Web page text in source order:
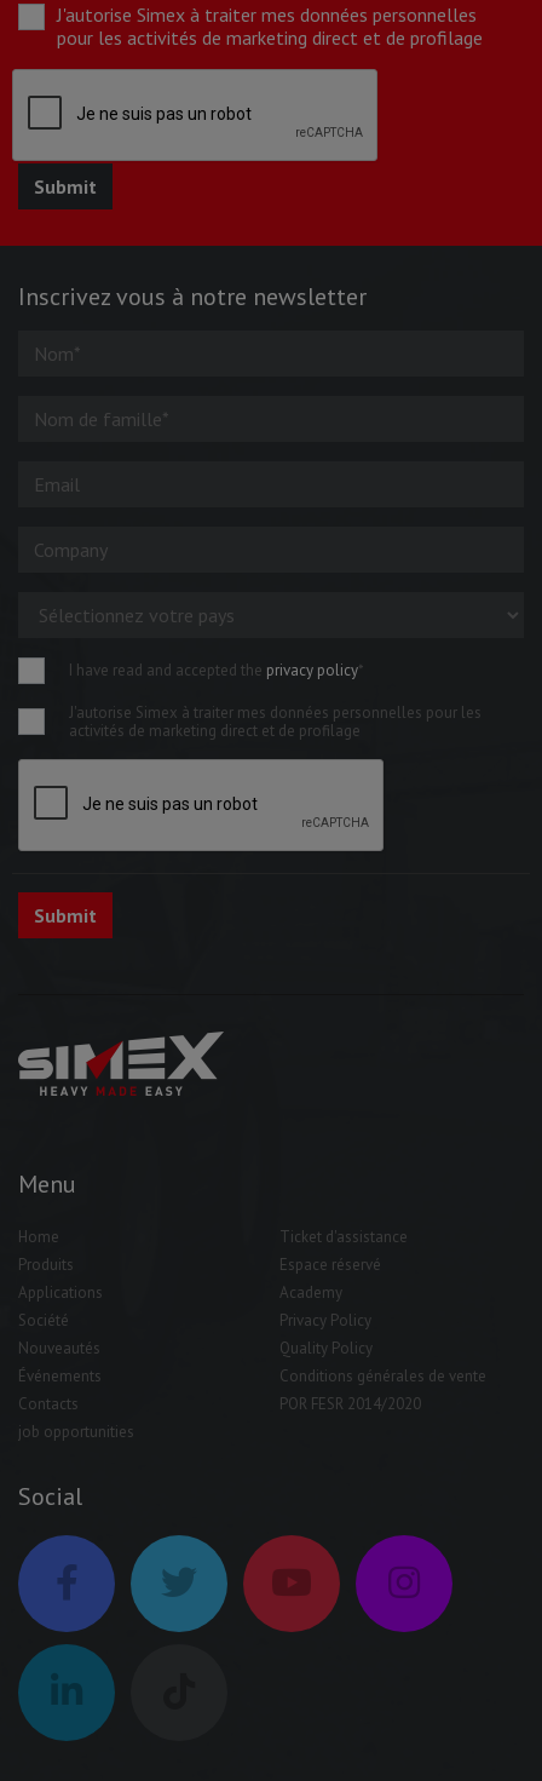
J'autorise Simex à traiter mes données personnelles
pour les activités de marketing direct et de profilage
Inscrivez vous à notre newsletter
I have read and accepted the privacy policy*
J'autorise Simex à traiter mes données personnelles pour les
activités de marketing direct et de profilage
Menu
Home
Produits
Applications
Société
Nouveautés
Événements
Contacts
job opportunities
Ticket d'assistance
Espace réservé
Academy
Privacy Policy
Quality Policy
Conditions générales de vente
POR FESR 2014/2020
Social